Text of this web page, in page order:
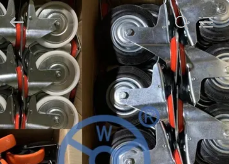
บ้าน
ผลิตภัณฑ์
วิดีโอ
2026
Guangzhou
Ylcaster
Metal
Co.,
Ltd..
All
Rights
Reserved.